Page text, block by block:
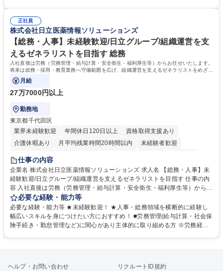
務人事】経験者歓迎！/阪急阪神HDグループ/年休124日
囲のメンバーと協調しつつ主体性を持って能動的に業務を推進できる方 学
歴・資格 学歴：大学院 大学 高専 短大 専修学校 高校 語学力： 資格：
正社員
株式会社日立医薬情報ソリューションズ
【総務・人事】未経験歓迎/日立グループ/組織運営を支
えるゼネラリストを目指す 総務
入社直後は労務（労務管理・給与計算・安全衛生・福利厚生等）からお任せいたします。
将来は総務・採用・教育業務へ守備範囲を広げ、組織運営を支えるゼネラリストをめざせ
ます。
月給
27万7000円以上
勤務地
東京都千代田区
業界未経験歓迎
年間休日120日以上
資格取得支援あり
介護休暇あり
月平均残業時間20時間以内
未経験者歓迎
住宅手当あり
育休あり
完全週休2日制 交通費支給 土日祝休み 寮・社宅あり
仕事の内容
企業名 株式会社日立医薬情報ソリューションズ 求人名 【総務・人事】未
経験歓迎/日立グループ/組織運営を支えるゼネラリストを目指す 仕事の内
容 入社直後は労務（労務管理・給与計算・安全衛生・福利厚生等）からお
任せいたします。将来は総務・採用・教育業務へ守備範囲を広げ、組織運
営を支えるゼネラリストをめざせます。 ・初期業務：労働時間管理、給与
計算、社会保険対応、福利厚生管理、安全衛生、健康経営推進等をお任せ
します。ご経験に応じて、休職者管理など、幅広く経験を積んでいただき
幅広く経験を積みたい意欲がある方に最適な環境です。 募集職種 【総
指す
必要な経験・能力等
必要な経験・能力等 ★未経験歓迎！ ★人事・総務領域を横断的に経験し
幅広いスキルを身につけたい方におすすめ！ ■労務管理(給与計算・社会保
険手続き・勤怠管理など)に関心があり主体的に取り組める方 ※労務経験
ヘルプ・お問い合わせ リクルートID規約